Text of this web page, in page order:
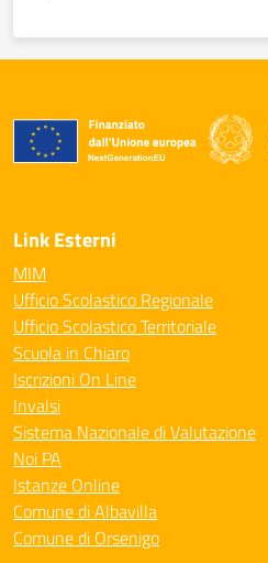
Link Esterni
MIM
Ufficio Scolastico Regionale
Ufficio Scolastico Territoriale
Scuola in Chiaro
Iscrizioni On Line
Invalsi
Sistema Nazionale di Valutazione
Noi PA
Istanze Online
Comune di Albavilla
Comune di Orsenigo